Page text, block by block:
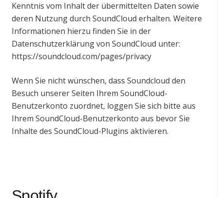
Kenntnis vom Inhalt der übermittelten Daten sowie
deren Nutzung durch SoundCloud erhalten. Weitere
Informationen hierzu finden Sie in der
Datenschutzerklärung von SoundCloud unter:
https://soundcloud.com/pages/privacy
Wenn Sie nicht wünschen, dass Soundcloud den
Besuch unserer Seiten Ihrem SoundCloud-
Benutzerkonto zuordnet, loggen Sie sich bitte aus
Ihrem SoundCloud-Benutzerkonto aus bevor Sie
Inhalte des SoundCloud-Plugins aktivieren.